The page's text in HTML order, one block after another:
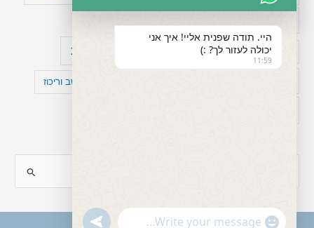
מפורסמים עם הפרעת קשב עיצות
קומורבידיות להפרעת קשב וריכוז
a
היי. תודה שפנית אליי! איך אני
יכולה לעזור לך? :)
11:59
"+chaty_settings.lang.emoji_picker+"
undefined